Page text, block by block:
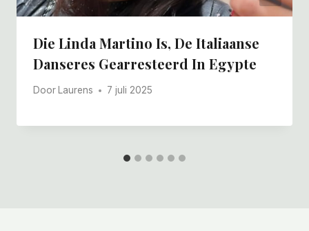
Die Linda Martino Is, De Italiaanse
Danseres Gearresteerd In Egypte
Door Laurens 7 juli 2025